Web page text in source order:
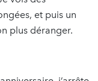
et puis un
plus déranger.